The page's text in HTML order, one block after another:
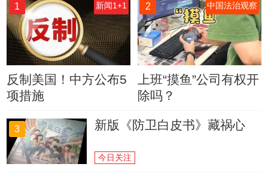
1 新闻1+1
反制美国！中方公布5
项措施
2 中国法治观察
上班“摸鱼”公司有权开
除吗？
3 新版《防卫白皮书》藏祸心
今日关注